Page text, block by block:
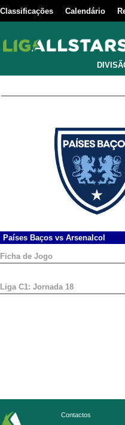
Classificações Calendário
Países Baços vs Arsenalcol
Ficha de Jogo
Liga C1: Jornada 18
Contactos